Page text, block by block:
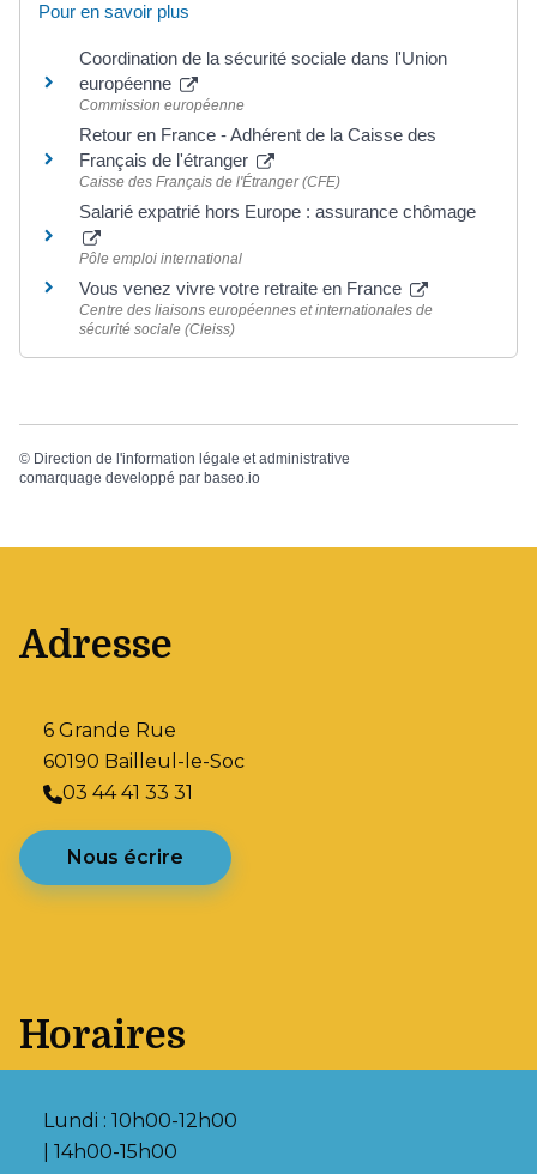
Pour en savoir plus
Coordination de la sécurité sociale dans l'Union
européenne
Commission européenne
Retour en France - Adhérent de la Caisse des
Français de l'étranger
Caisse des Français de l'Étranger (CFE)
Salarié expatrié hors Europe : assurance chômage
Pôle emploi international
Vous venez vivre votre retraite en France
Centre des liaisons européennes et internationales de
sécurité sociale (Cleiss)
© Direction de l'information légale et administrative
comarquage developpé par baseo.io
Adresse
6 Grande Rue
60190 Bailleul-le-Soc
03 44 41 33 31
Nous écrire
Horaires
Lundi : 10h00-12h00
| 14h00-15h00